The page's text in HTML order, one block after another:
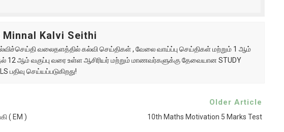
Kalvi Seithi
வலைதளத்தில் கல்வி செய்திகள் , வேலை வாய்ப்பு செய்திகள் மற்றும் 1 ஆம்
12 ஆம் வகுப்பு வரை உள்ள ஆசிரியர் மற்றும் மாணவர்களுக்கு தேவையான STUDY
பதிவு செய்யப்படுகிறது!
( EM )
Older Article
10th Maths Motivation 5 Marks Test